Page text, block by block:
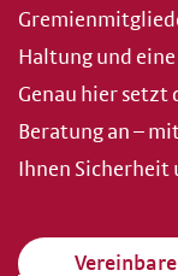
Haltung und
Genau hier setzt
Beratung an –
Ihnen